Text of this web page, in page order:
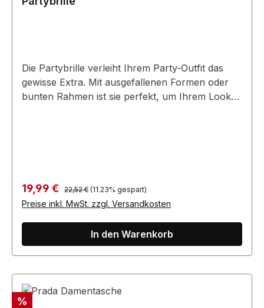
Die Partybrille verleiht Ihrem Party-Outfit das
gewisse Extra. Mit ausgefallenen Formen oder
bunten Rahmen ist sie perfekt, um Ihrem Look
Verkaufspreis:
19,99 € Regulärer Preis:
22,52 € (11.23% gespart)
Preise inkl. MwSt. zzgl. Versandkosten
In den Warenkorb
Rabatt
%